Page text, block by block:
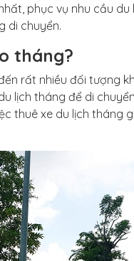
phục vụ nhu cầu
di chuyển.
tháng?
rất nhiều đối tượng
lịch tháng để di
thuê xe du lịch tháng